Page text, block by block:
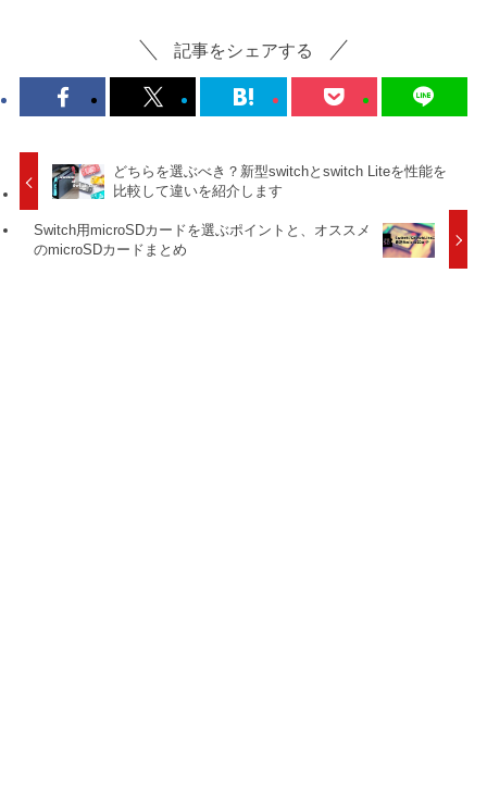
記事をシェアする
どちらを選ぶべき？新型switchとswitch Liteを性能を
比較して違いを紹介します
Switch用microSDカードを選ぶポイントと、オススメ
のmicroSDカードまとめ